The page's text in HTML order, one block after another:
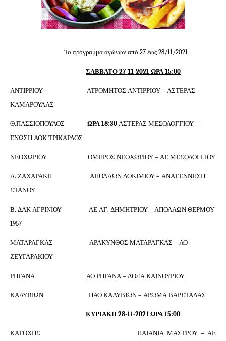
Το πρόγραμμα αγώνων από 27 έως 28/11/2021
ΣΑΒΒΑΤΟ 27-11-2021 ΩΡΑ 15:00
ΑΝΤΙΡΡΙΟΥ ΑΤΡΟΜΗΤΟΣ ΑΝΤΙΡΡΙΟΥ – ΑΣΤΕΡΑΣ
ΚΑΜΑΡΟΥΛΑΣ
Θ.ΠΑΣΣΙΟΠΟΥΛΟΣ ΩΡΑ 18:30 ΑΣΤΕΡΑΣ ΜΕΣΟΛΟΓΓΙΟΥ –
ΕΝΩΣΗ ΑΟΚ ΤΡΙΚΑΡΔΟΣ
ΝΕΟΧΩΡΙΟΥ ΟΜΗΡΟΣ ΝΕΟΧΩΡΙΟΥ – ΑΕ ΜΕΣΟΛΟΓΓΙΟΥ
Λ. ΖΑΧΑΡΑΚΗ ΑΠΟΛΛΩΝ ΔΟΚΙΜΙΟΥ – ΑΝΑΓΕΝΝΗΣΗ
ΣΤΑΝΟΥ
Β. ΔΑΚ ΑΓΡΙΝΙΟΥ ΑΕ ΑΓ. ΔΗΜΗΤΡΙΟΥ – ΑΠΟΛΛΩΝ ΘΕΡΜΟΥ
1957
ΜΑΤΑΡΑΓΚΑΣ ΑΡΑΚΥΝΘΟΣ ΜΑΤΑΡΑΓΚΑΣ – ΑΟ
ΖΕΥΓΑΡΑΚΙΟΥ
ΡΗΓΑΝΑ ΑΟ ΡΗΓΑΝΑ – ΔΟΞΑ ΚΑΙΝΟΥΡΙΟΥ
ΚΑΛΥΒΙΩΝ ΠΑΟ ΚΑΛΥΒΙΩΝ – ΑΡΩΜΑ ΒΑΡΕΤΑΔΑΣ
ΚΥΡΙΑΚΗ 28-11-2021 ΩΡΑ 15:00
ΚΑΤΟΧΗΣ ΠΑΙΑΝΙΑ ΜΑΣΤΡΟΥ – ΑΕ